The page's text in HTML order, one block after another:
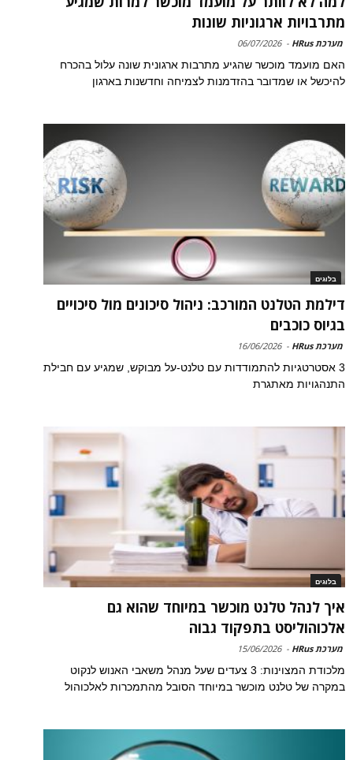
מתרבויות ארגוניות שונות
מערכת HRus -
06/07/2026
האם מועמד מוכשר שהגיע מתרבות ארגונית שונה עלול בהכרח
להיכשל או שמדובר בהזדמנות לצמיחה וחדשנות בארגון
בלוגים
דילמת הטלנט המורכב: ניהול סיכונים מול סיכויים
בגיוס כוכבים
מערכת HRus -
16/06/2026
3 אסטרטגיות להתמודדות עם טלנט-על מבוקש, שמגיע עם חבילת
התנהגויות מאתגרת
בלוגים
איך לנהל טלנט מוכשר במיוחד שהוא גם
אלכוהוליסט בתפקוד גבוה
מערכת HRus -
15/06/2026
מלכודת המצוינות: 3 צעדים שעל מנהל משאבי האנוש לנקוט
במקרה של טלנט מוכשר במיוחד הסובל מהתמכרות לאלכוהול